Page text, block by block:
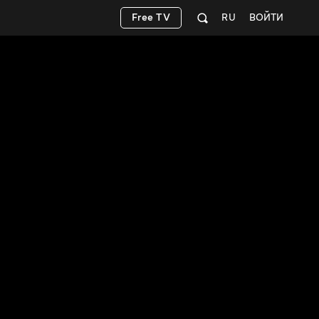
ВОЙТИ
RU
Free TV